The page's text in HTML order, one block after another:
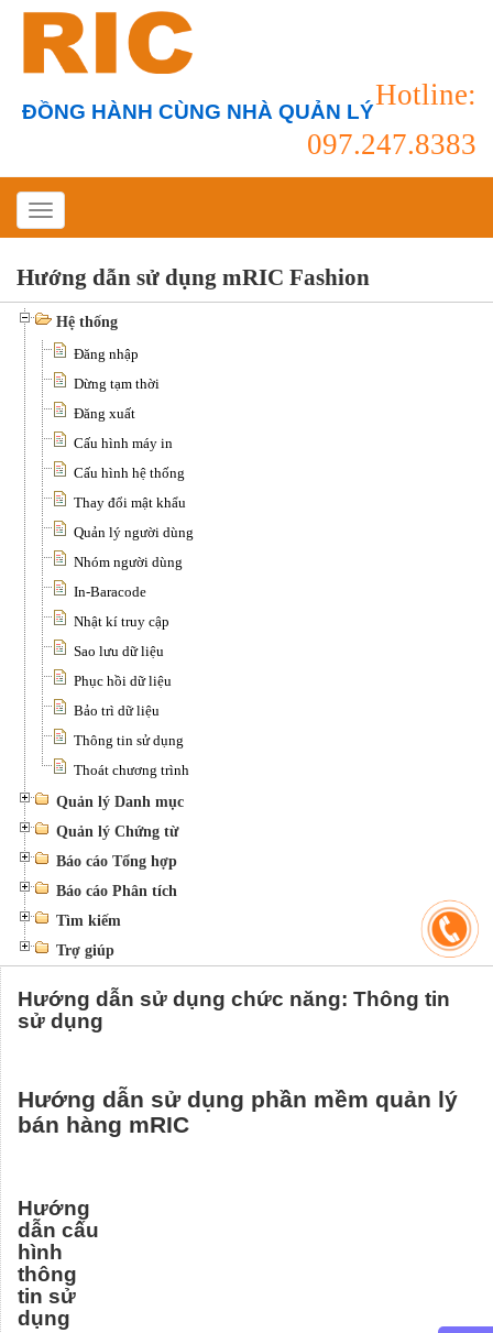
ĐỒNG HÀNH CÙNG NHÀ QUẢN LÝ
Hotline:
097.247.8383
Hướng dẫn sử dụng mRIC Fashion
Hệ thống
Đăng nhập
Dừng tạm thời
Đăng xuất
Cấu hình máy in
Cấu hình hệ thống
Thay đổi mật khẩu
Quản lý người dùng
Nhóm người dùng
In-Baracode
Nhật kí truy cập
Sao lưu dữ liệu
Phục hồi dữ liệu
Bảo trì dữ liệu
Thông tin sử dụng
Thoát chương trình
Quản lý Danh mục
Quản lý Chứng từ
Báo cáo Tổng hợp
Báo cáo Phân tích
Tìm kiếm
Trợ giúp
Hướng dẫn sử dụng chức năng: Thông tin
sử dụng
Hướng dẫn sử dụng phần mềm quản lý
bán hàng mRIC
Hướng
dẫn cấu
hình
thông
tin sử
dụng